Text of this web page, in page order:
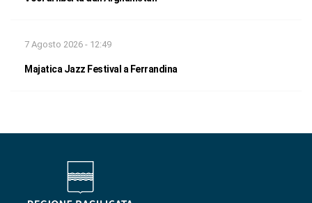
7 Agosto 2026 - 12:49
Majatica Jazz Festival a Ferrandina